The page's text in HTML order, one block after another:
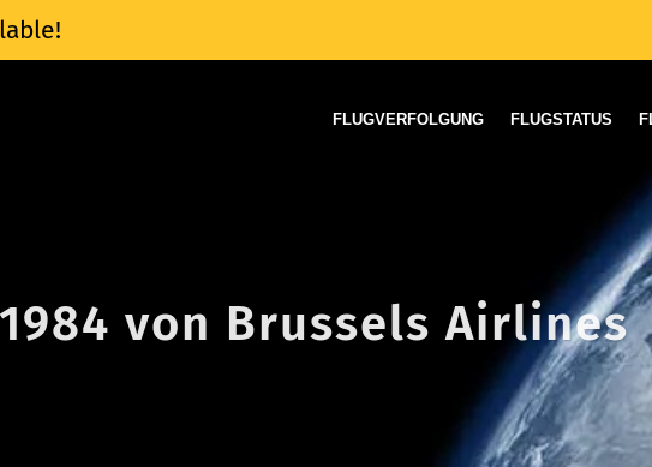
FLUGVERFOLGUNG FLUGSTATUS
von Brussels Airlines